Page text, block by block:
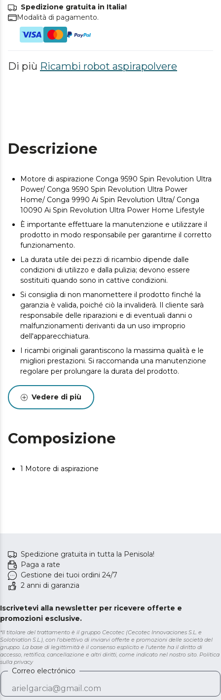
Spedizione gratuita in Italia!
Modalità di pagamento.
Di più Ricambi robot aspirapolvere
Descrizione
Motore di aspirazione Conga 9590 Spin Revolution Ultra
Power/ Conga 9590 Spin Revolution Ultra Power
Home/ Conga 9990 Ai Spin Revolution Ultra/ Conga
10090 Ai Spin Revolution Ultra Power Home Lifestyle
È importante effettuare la manutenzione e utilizzare il
prodotto in modo responsabile per garantirne il corretto
funzionamento.
La durata utile dei pezzi di ricambio dipende dalle
condizioni di utilizzo e dalla pulizia; devono essere
sostituiti quando sono in cattive condizioni.
Si consiglia di non manomettere il prodotto finché la
garanzia è valida, poiché ciò la invaliderà. Il cliente sarà
responsabile delle riparazioni e di eventuali danni o
malfunzionamenti derivanti da un uso improprio
dell'apparecchiatura.
I ricambi originali garantiscono la massima qualità e le
migliori prestazioni. Si raccomanda una manutenzione
regolare per prolungare la durata del prodotto.
Vedere di più
Composizione
1 Motore di aspirazione
Spedizione gratuita in tutta la Penisola!
Paga a rate
Gestione dei tuoi ordini 24/7
2 anni di garanzia
Iscrivetevi alla newsletter per ricevere offerte e
promozioni esclusive.
*Il titolare del trattamento è il gruppo Cecotec (Cecotec Innovaciones S.L. e
Solotriatlon S.L.), con l'obiettivo di inviarvi offerte e promozioni delle società del
gruppo. La base di legittimità è il consenso esplicito e l'utente ha il diritto di
accesso, rettifica, cancellazione e altri diritti, come indicato nel nostro sito. Politica
sulla privacy
Correo electrónico